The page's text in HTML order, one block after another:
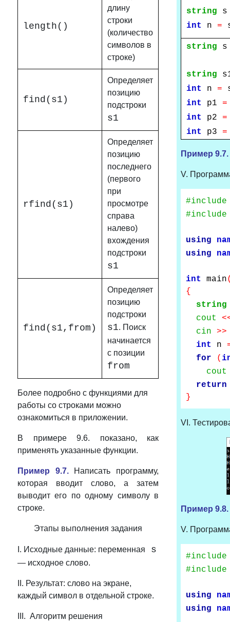
length()
длину
строки
(количество
символов в
строке)
find(s1)
Определяет
позицию
подстроки
s1
rfind(s1)
Определяет
позицию
последнего
(первого
при
просмотре
справа
налево)
вхождения
подстроки
s1
find(s1,from)
Определяет
позицию
подстроки
s1. Поиск
начинается
с позиции
from
Более подробно с функциями для
работы со строками можно
ознакомиться в приложении.
В примере 9.6. показано, как
применять указанные функции.
Пример 9.7.
Написать программу,
которая вводит слово, а затем
выводит его по одному символу в
строке.
Этапы выполнения задания
I. Исходные данные: переменная s
— исходное слово.
II. Результат: слово на экране,
каждый символ в отдельной строке.
III. Алгоритм решения
string
int
n =
string
string
int
n =
int
p1 =
int
p2 =
int
p3 =
Пример 9.7.
V.
#include
using
using
int main
{
string
cout
cin
>>
int
n
for
(
cout
return
}
VI.
Пример 9.8.
V.
#include
using
using